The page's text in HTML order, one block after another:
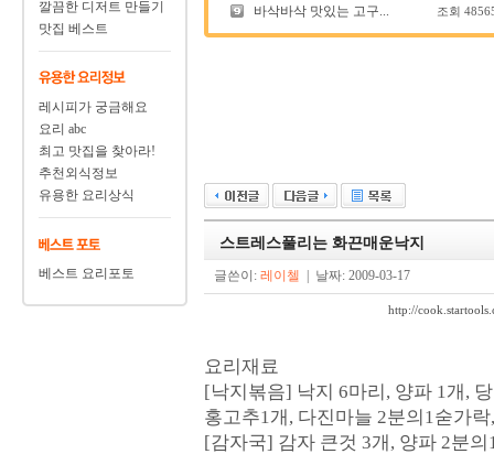
깔끔한 디저트 만들기
맛집 베스트
레시피가 궁금해요
요리 abc
최고 맛집을 찾아라!
추천외식정보
유용한 요리상식
베스트 요리포토
바삭바삭 맛있는 고구... 조회
스트레스풀리는 화끈매운낙지
글쓴이: 레이첼 | 날짜: 2009-03-17
http://
요리재료
[낙지볶음] 낙지 6마리, 양파 1개,
홍고추1개, 다진마늘 2분의1숟가
[감자국] 감자 큰것 3개, 양파 2분